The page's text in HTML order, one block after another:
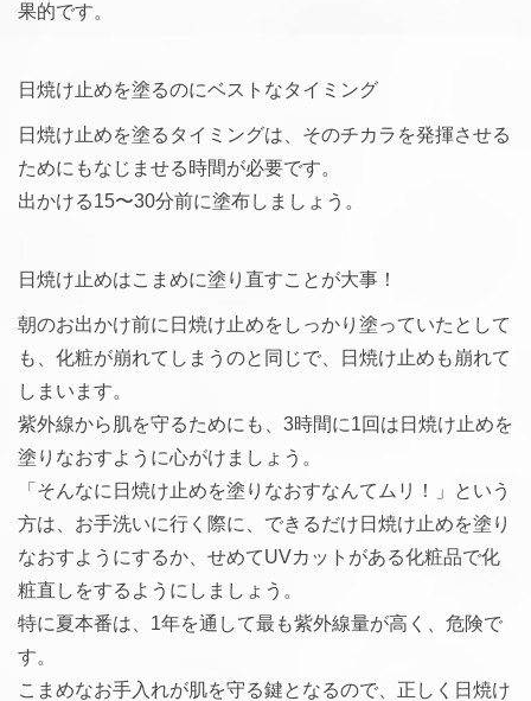
果的です。
日焼け止めを塗るのにベストなタイミング
日焼け止めを塗るタイミングは、そのチカラを発揮させる
ためにもなじませる時間が必要です。
出かける15〜30分前に塗布しましょう。
日焼け止めはこまめに塗り直すことが大事！
朝のお出かけ前に日焼け止めをしっかり塗っていたとして
も、化粧が崩れてしまうのと同じで、日焼け止めも崩れて
しまいます。
紫外線から肌を守るためにも、3時間に1回は日焼け止めを
塗りなおすように心がけましょう。
「そんなに日焼け止めを塗りなおすなんてムリ！」という
方は、お手洗いに行く際に、できるだけ日焼け止めを塗り
なおすようにするか、せめてUVカットがある化粧品で化
粧直しをするようにしましょう。
特に夏本番は、1年を通して最も紫外線量が高く、危険で
す。
こまめなお手入れが肌を守る鍵となるので、正しく日焼け